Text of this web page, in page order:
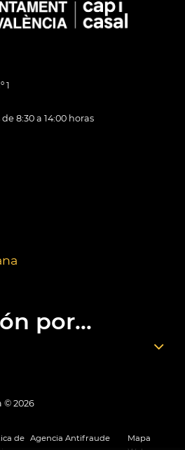
1
8:30 a 14:00 horas
por...
© 2026
de Agencia Antifraude
Mapa